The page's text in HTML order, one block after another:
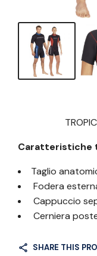
Caratteristiche
Taglio
Fodera
Cappuccio
Cerniera
SHARE THIS